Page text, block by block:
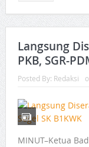
Langsung
PKB, SGR-
Posted By: Redaksi
MINUT–Ketua